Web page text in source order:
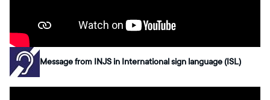
Message from INJS in International sign language (ISL)